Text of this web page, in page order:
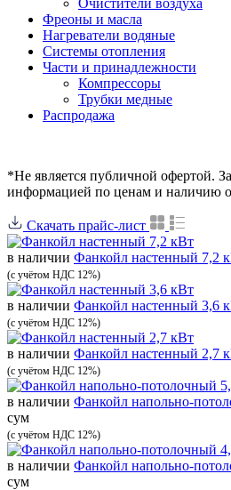
Фреоны и масла
Нагреватели водяные
Системы отопления
Части и принадлежности
Компрессоры
Трубки медные
Раcпродажа
*Не является публичной офертой.
информацией по ценам и наличию
Скачать прайс-лист
в наличии Фанкойл настенный 7,2
(с учётом НДС 12%)
в наличии Фанкойл настенный 3,6
(с учётом НДС 12%)
в наличии Фанкойл настенный 2,7
(с учётом НДС 12%)
в наличии Фанкойл напольно-
сум
(с учётом НДС 12%)
в наличии Фанкойл напольно-
сум